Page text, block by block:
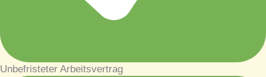
Unbefristeter Arbeitsvertrag